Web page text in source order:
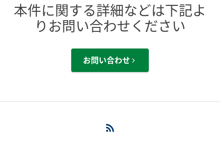
本件に関する詳細などは下記よ
りお問い合わせください
お問い合わせ